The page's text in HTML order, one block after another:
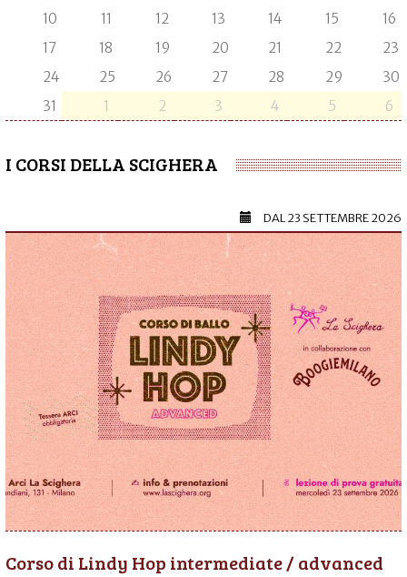
10
11 12 13 14 15
16
17
18 19 20 21 22
23
24
25 26 27 28 29
30
31
1 2 3 4 5 6
I CORSI DELLA SCIGHERA
DAL23 SETTEMBRE 2026
Corso di Lindy Hop intermediate / advanced